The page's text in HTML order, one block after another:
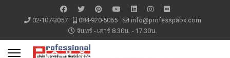
02-107-3057 084-920-5065
info@professpabx.com
จันทร์ - เสาร์ 8.30น. - 17.30น.